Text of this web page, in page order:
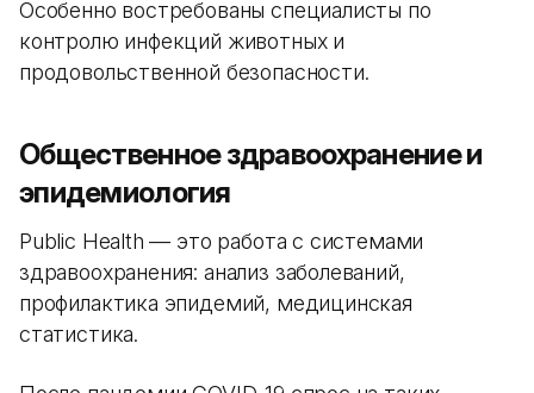
Особенно востребованы специалисты по
контролю инфекций животных и
продовольственной безопасности.
Общественное здравоохранение и
эпидемиология
Public Health — это работа с системами
здравоохранения: анализ заболеваний,
профилактика эпидемий, медицинская
статистика.